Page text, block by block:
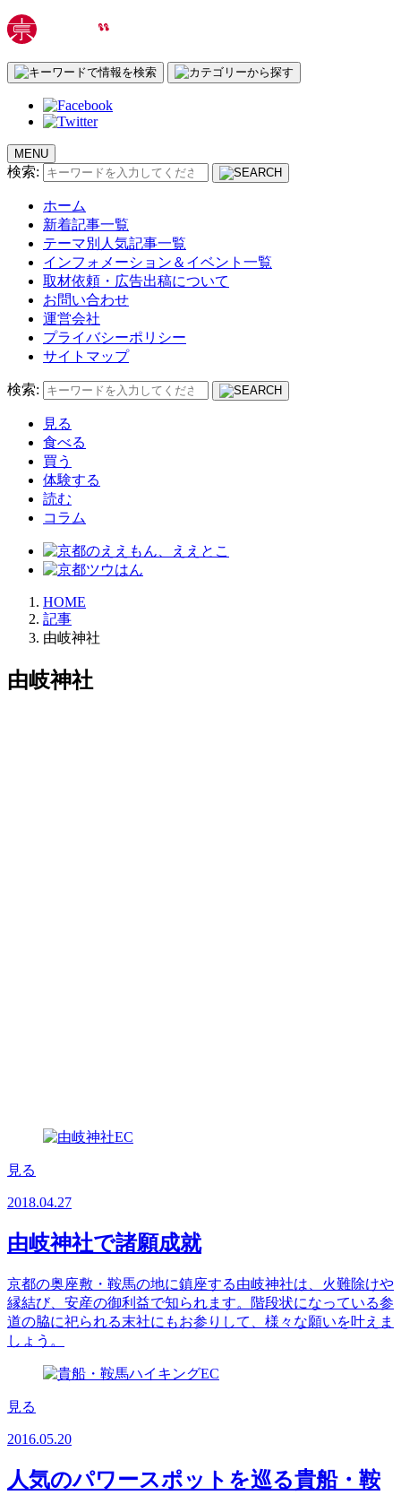
MENU
検索:
ホーム
新着記事一覧
テーマ別人気記事一覧
インフォメーション＆イベント一覧
取材依頼・広告出稿について
お問い合わせ
運営会社
プライバシーポリシー
サイトマップ
検索:
見る
食べる
買う
体験する
読む
コラム
HOME
記事
由岐神社
由岐神社
見る
2018.04.27
由岐神社で諸願成就
京都の奥座敷・鞍馬の地に鎮座する由岐神社は、火難除けや
縁結び、安産の御利益で知られます。階段状になっている参
道の脇に祀られる末社にもお参りして、様々な願いを叶えま
しょう。
見る
2016.05.20
人気のパワースポットを巡る貴船・鞍